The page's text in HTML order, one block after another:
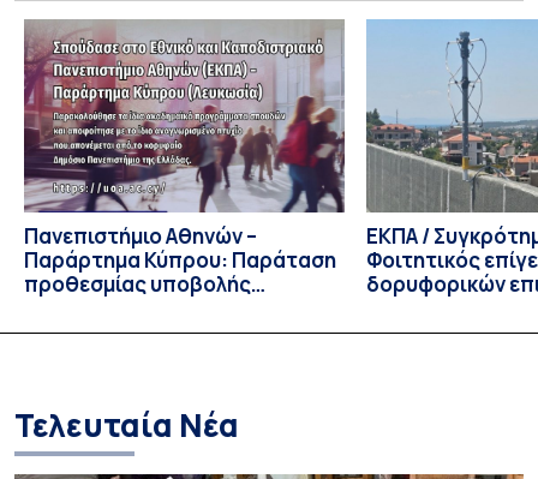
Τμήματος Οικονομικών Επιστημών και του Τμήματος
Διοίκησης Επιχειρήσεων και Οργανισμών τον Σεπτέμβριο
του 2026, ο Κοσμήτορας της Σχολής Οικονομικών και
Πολιτικών Επιστημών, Καθηγητής Νικόλαος Ηρειώτης, και ο
Πρόεδρος του Τμήματος […]
Πανεπιστήμιο Αθηνών –
Παράρτημα Κύπρου: Παράταση
προθεσμίας υποβολής
υποψηφίων
ΕΚΠΑ /
Φοιτητικός
δορυφορικών
Τελευταία Νέα